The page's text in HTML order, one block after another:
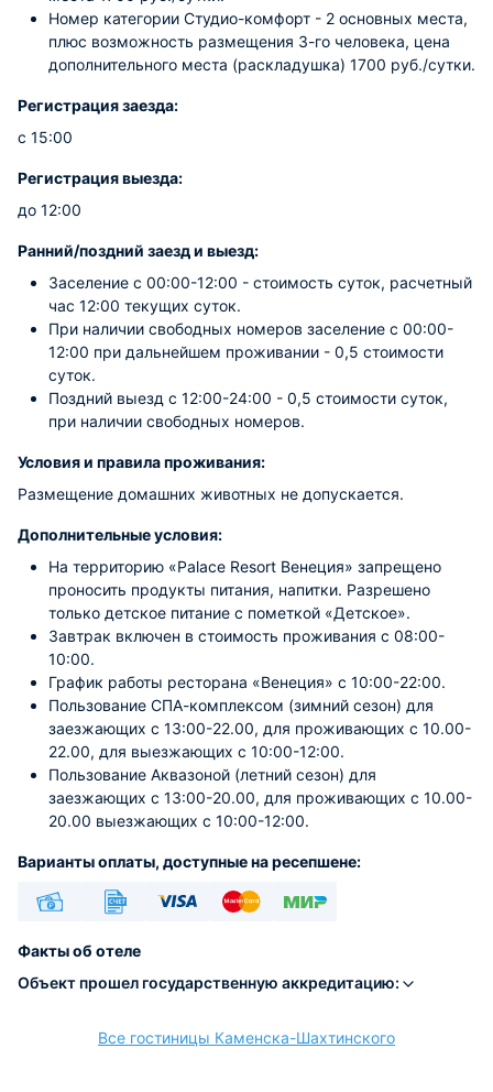
Номер категории Студио-комфорт - 2 основных места,
плюс возможность размещения 3-го человека, цена
дополнительного места (раскладушка) 1700 руб./сутки.
Регистрация заезда:
с 15:00
Регистрация выезда:
до 12:00
Ранний/поздний заезд и выезд:
Заселение с 00:00-12:00 - стоимость суток, расчетный
час 12:00 текущих суток.
При наличии свободных номеров заселение с 00:00-
12:00 при дальнейшем проживании - 0,5 стоимости
суток.
Поздний выезд с 12:00-24:00 - 0,5 стоимости суток,
при наличии свободных номеров.
Условия и правила проживания:
Размещение домашних животных не допускается.
Дополнительные условия:
На территорию «Palace Resort Венеция» запрещено
проносить продукты питания, напитки. Разрешено
только детское питание с пометкой «Детское».
Завтрак включен в стоимость проживания с 08:00-
10:00.
График работы ресторана «Венеция» с 10:00-22:00.
Пользование СПА-комплексом (зимний сезон) для
заезжающих с 13:00-22.00, для проживающих с 10.00-
22.00, для выезжающих с 10:00-12:00.
Пользование Аквазоной (летний сезон) для
заезжающих с 13:00-20.00, для проживающих с 10.00-
20.00 выезжающих с 10:00-12:00.
Варианты оплаты, доступные на ресепшене:
расчёт
Факты об отеле
Объект прошел государственную аккредитацию:
Все гостиницы Каменска-Шахтинского